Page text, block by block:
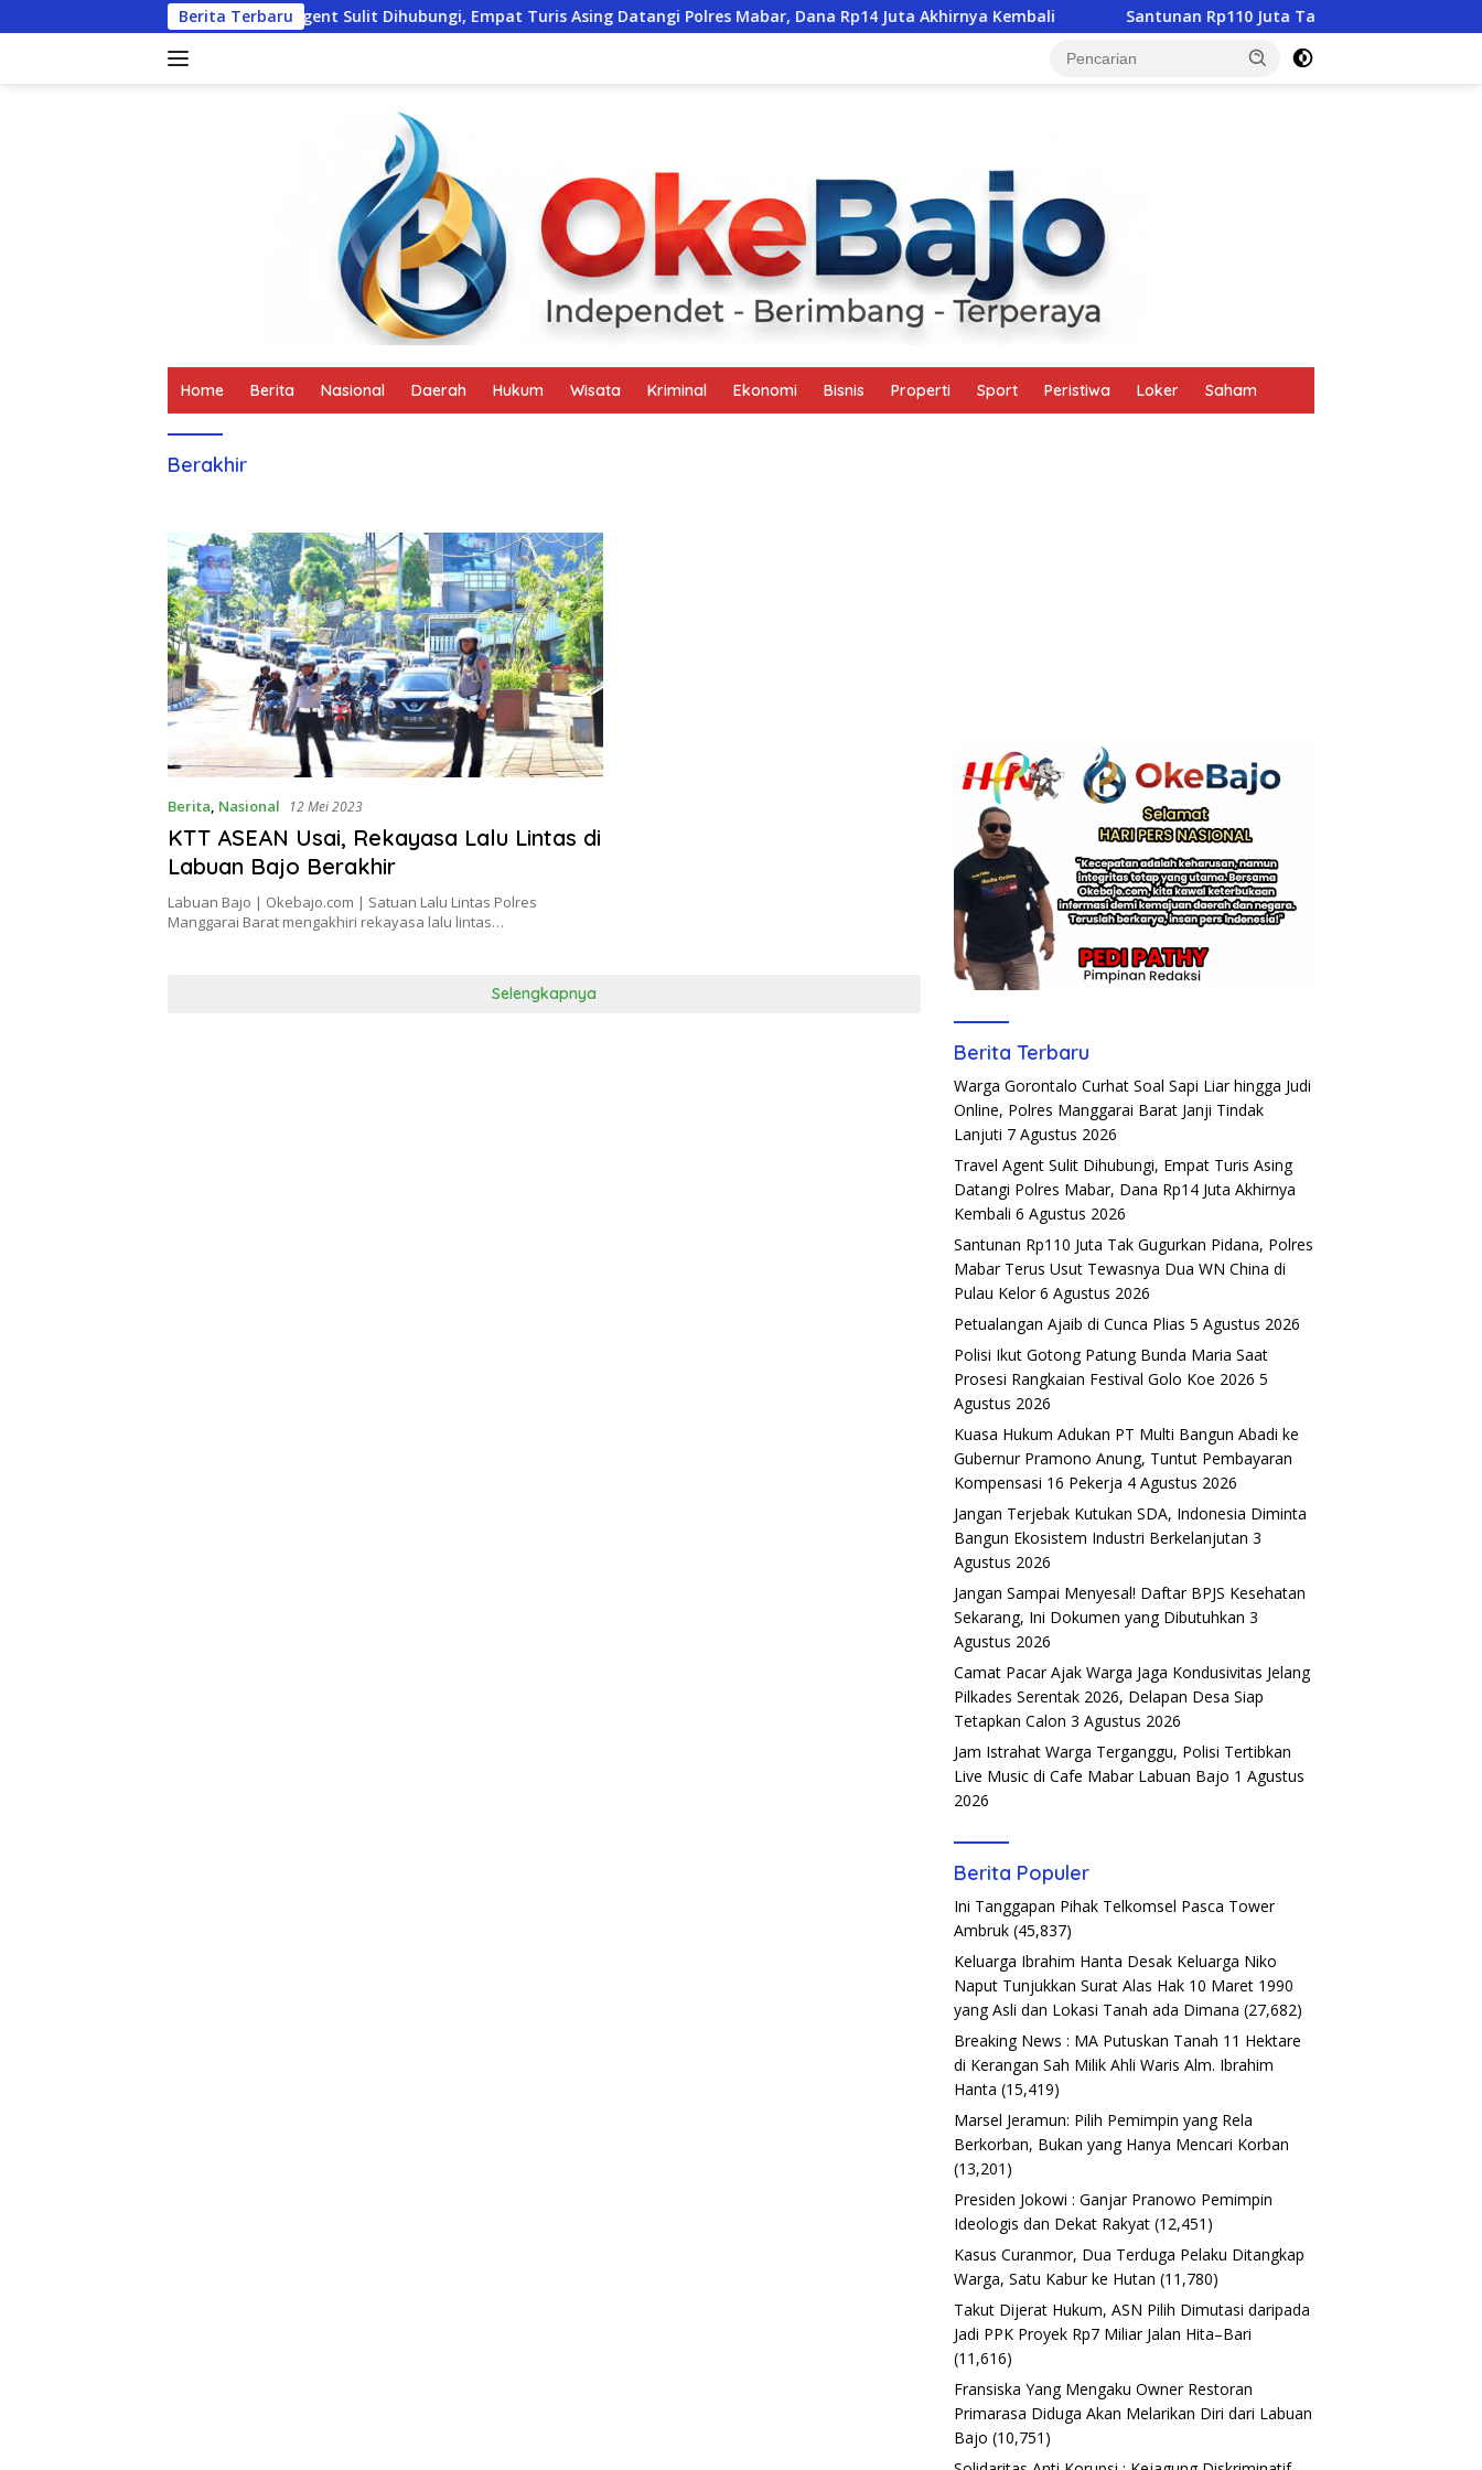
ke
Berita Terbaru
Travel Agent Sulit Dihubungi, Empat Turis Asing Datangi Polres Mabar, Dana Rp14 Juta Akhirnya Kembali Santunan Rp110 Juta Tak Gugurkan Pidana, Polres
Home Berita Nasional Daerah Hukum Wisata Kriminal Ekonomi Bisnis Properti Sport Peristiwa Loker Saham
Berakhir
Berita, Nasional 12 Mei 2023
KTT ASEAN Usai, Rekayasa Lalu Lintas di
Labuan Bajo Berakhir
Labuan Bajo | Okebajo.com | Satuan Lalu Lintas Polres
Manggarai Barat mengakhiri rekayasa lalu lintas…
Selengkapnya
Berita Terbaru
Warga Gorontalo Curhat Soal Sapi Liar hingga Judi
Online, Polres Manggarai Barat Janji Tindak
Lanjuti 7 Agustus 2026
Travel Agent Sulit Dihubungi, Empat Turis Asing
Datangi Polres Mabar, Dana Rp14 Juta Akhirnya
Kembali 6 Agustus 2026
Santunan Rp110 Juta Tak Gugurkan Pidana, Polres
Mabar Terus Usut Tewasnya Dua WN China di
Pulau Kelor 6 Agustus 2026
Petualangan Ajaib di Cunca Plias 5 Agustus 2026
Polisi Ikut Gotong Patung Bunda Maria Saat
Prosesi Rangkaian Festival Golo Koe 2026 5
Agustus 2026
Kuasa Hukum Adukan PT Multi Bangun Abadi ke
Gubernur Pramono Anung, Tuntut Pembayaran
Kompensasi 16 Pekerja 4 Agustus 2026
Jangan Terjebak Kutukan SDA, Indonesia Diminta
Bangun Ekosistem Industri Berkelanjutan 3
Agustus 2026
Jangan Sampai Menyesal! Daftar BPJS Kesehatan
Sekarang, Ini Dokumen yang Dibutuhkan 3
Agustus 2026
Camat Pacar Ajak Warga Jaga Kondusivitas Jelang
Pilkades Serentak 2026, Delapan Desa Siap
Tetapkan Calon 3 Agustus 2026
Jam Istrahat Warga Terganggu, Polisi Tertibkan
Live Music di Cafe Mabar Labuan Bajo 1 Agustus
2026
Berita Populer
Ini Tanggapan Pihak Telkomsel Pasca Tower
Ambruk (45,837)
Keluarga Ibrahim Hanta Desak Keluarga Niko
Naput Tunjukkan Surat Alas Hak 10 Maret 1990
yang Asli dan Lokasi Tanah ada Dimana (27,682)
Breaking News : MA Putuskan Tanah 11 Hektare
di Kerangan Sah Milik Ahli Waris Alm. Ibrahim
Hanta (15,419)
Marsel Jeramun: Pilih Pemimpin yang Rela
Berkorban, Bukan yang Hanya Mencari Korban
(13,201)
Presiden Jokowi : Ganjar Pranowo Pemimpin
Ideologis dan Dekat Rakyat (12,451)
Kasus Curanmor, Dua Terduga Pelaku Ditangkap
Warga, Satu Kabur ke Hutan (11,780)
Takut Dijerat Hukum, ASN Pilih Dimutasi daripada
Jadi PPK Proyek Rp7 Miliar Jalan Hita–Bari
(11,616)
Fransiska Yang Mengaku Owner Restoran
Primarasa Diduga Akan Melarikan Diri dari Labuan
Bajo (10,751)